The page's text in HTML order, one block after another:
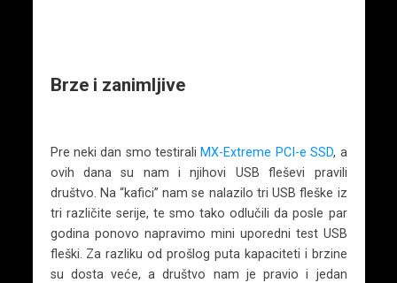
Brze i zanimljive
Pre neki dan smo testirali MX-Extreme PCI-e SSD, a
ovih dana su nam i njihovi USB fleševi pravili
društvo. Na “kafici” nam se nalazilo tri USB fleške iz
tri različite serije, te smo tako odlučili da posle par
godina ponovo napravimo mini uporedni test USB
fleški. Za razliku od prošlog puta kapaciteti i brzine
su dosta veće, a društvo nam je pravio i jedan